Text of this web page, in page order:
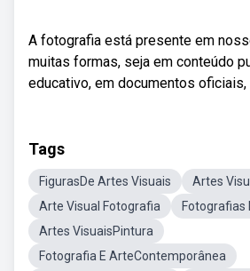
A fotografia está presente em
muitas formas, seja em conteúdo
educativo, em documentos oficiais,
Tags
FigurasDe Artes Visuais
Artes
Arte Visual Fotografia
Fotografias
Artes VisuaisPintura
Fotografia E ArteContemporânea